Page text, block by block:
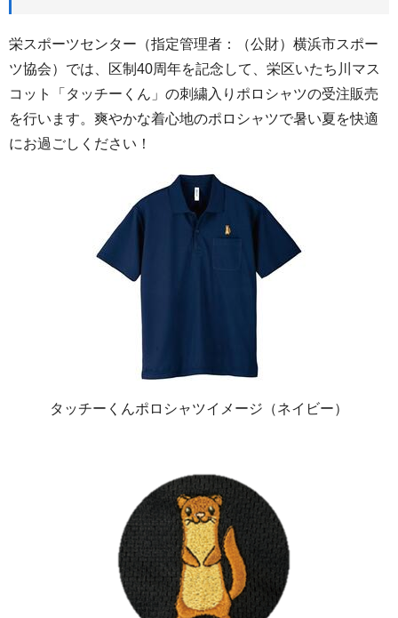
栄スポーツセンター（指定管理者：（公財）横浜市スポー
ツ協会）では、区制40周年を記念して、栄区いたち川マス
コット「タッチーくん」の刺繍入りポロシャツの受注販売
を行います。爽やかな着心地のポロシャツで暑い夏を快適
にお過ごしください！
タッチーくんポロシャツイメージ（ネイビー）